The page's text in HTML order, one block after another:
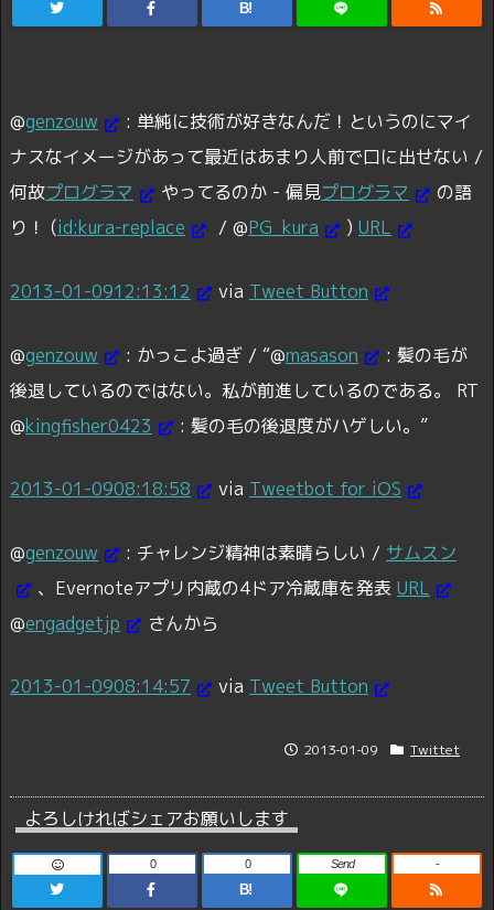
B!
@genzouw : 単純に技術が好きなんだ！というのにマイ
ナスなイメージがあって最近はあまり人前で口に出せない /
何故プログラマ やってるのか - 偏見プログラマ
の語
り！ (id:kura-replace / @PG_kura ) URL
2013-01-0912:13:12 via Tweet Button
@genzouw : かっこよ過ぎ / “@masason
: 髪の毛が
後退しているのではない。私が前進しているのである。 RT
@kingfisher0423 : 髪の毛の後退度がハゲしい。”
2013-01-0908:18:58 via Tweetbot for iOS
@genzouw : チャレンジ精神は素晴らしい / サムスン
、Evernoteアプリ内蔵の4ドア冷蔵庫を発表 URL
@engadgetjp さんから
2013-01-0908:14:57 via Tweet Button
2013-01-09 Twittet
よろしければシェアお願いします
0
B!
0 Send -